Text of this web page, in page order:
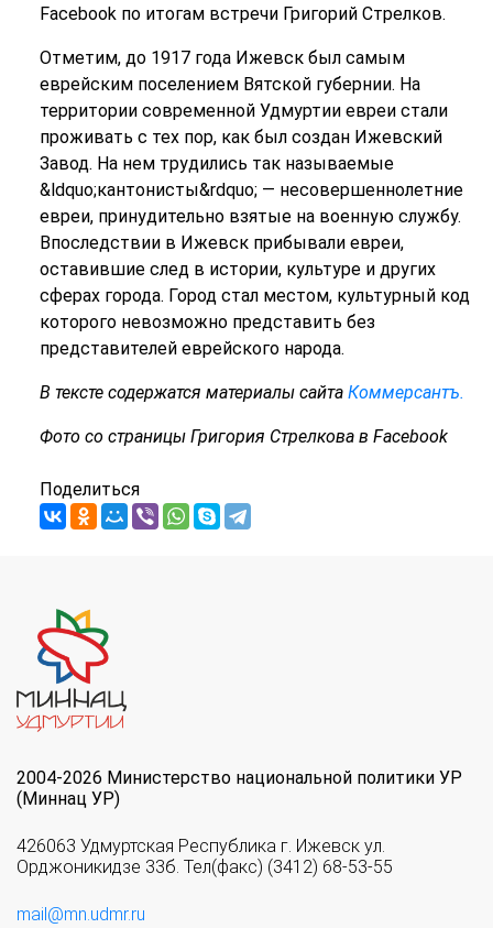
Facebook по итогам встречи Григорий Стрелков.
Отметим, до 1917 года Ижевск был самым
еврейским поселением Вятской губернии. На
территории современной Удмуртии евреи стали
проживать с тех пор, как был создан Ижевский
Завод. На нем трудились так называемые
&ldquo;кантонисты&rdquo; — несовершеннолетние
евреи, принудительно взятые на военную службу.
Впоследствии в Ижевск прибывали евреи,
оставившие след в истории, культуре и других
сферах города. Город стал местом, культурный код
которого невозможно представить без
представителей еврейского народа.
В тексте содержатся материалы сайта Коммерсантъ.
Фото со страницы Григория Стрелкова в Facebook
Поделиться
2004-2026 Министерство национальной политики УР
(Миннац УР)
426063 Удмуртская Республика г. Ижевск ул.
Орджоникидзе 33б. Тел(факс) (3412) 68-53-55
mail@mn.udmr.ru